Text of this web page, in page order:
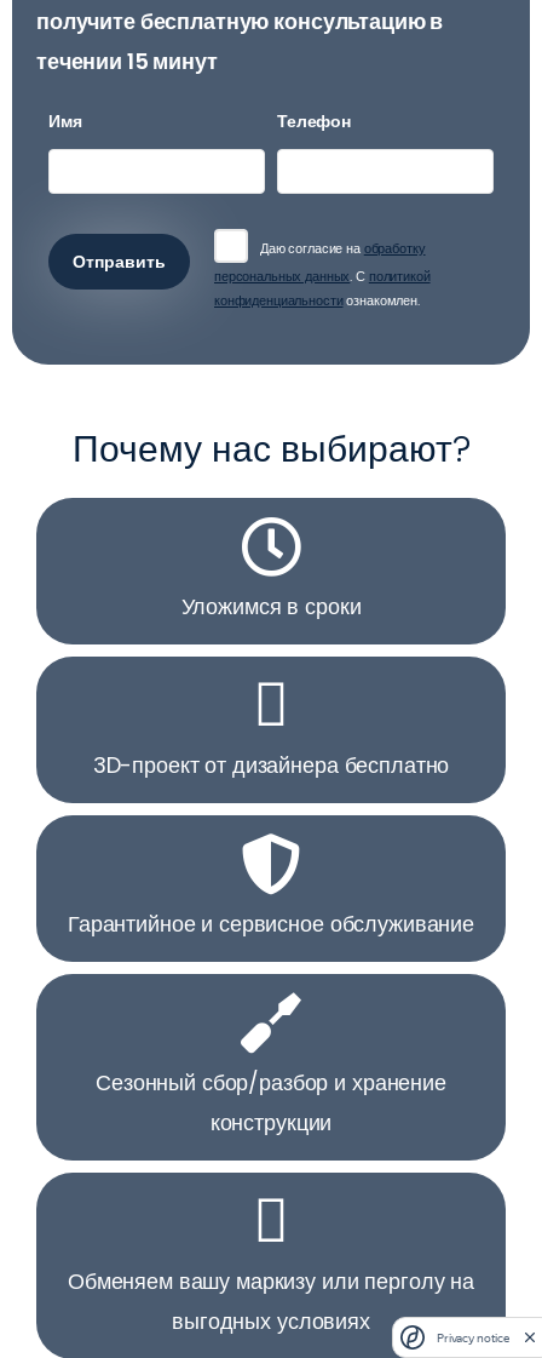
получите бесплатную консультацию в
течении 15 минут
Имя Телефон
Отправить
Даю согласие наобработку
персональных данных. С политикой
конфиденциальностиознакомлен.
Почему нас выбирают?
Уложимся в сроки
3D-проект от дизайнера бесплатно
Гарантийное и сервисное обслуживание
Сезонный сбор/разбор и хранение
конструкции
Обменяем вашу маркизу или перголу на
выгодных условиях
Privacy notice